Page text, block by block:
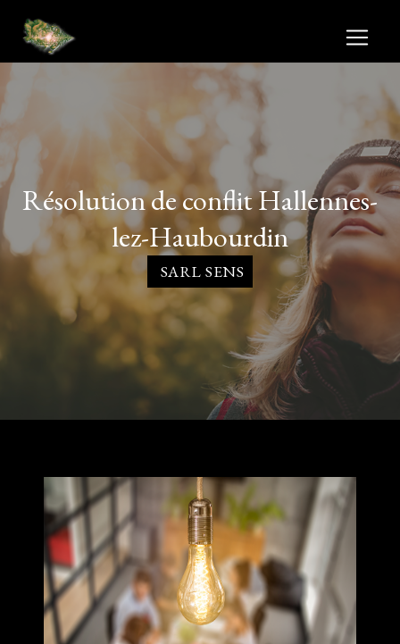
résolution de conflit Hallennes-
lez-Haubourdin
SARL SENS